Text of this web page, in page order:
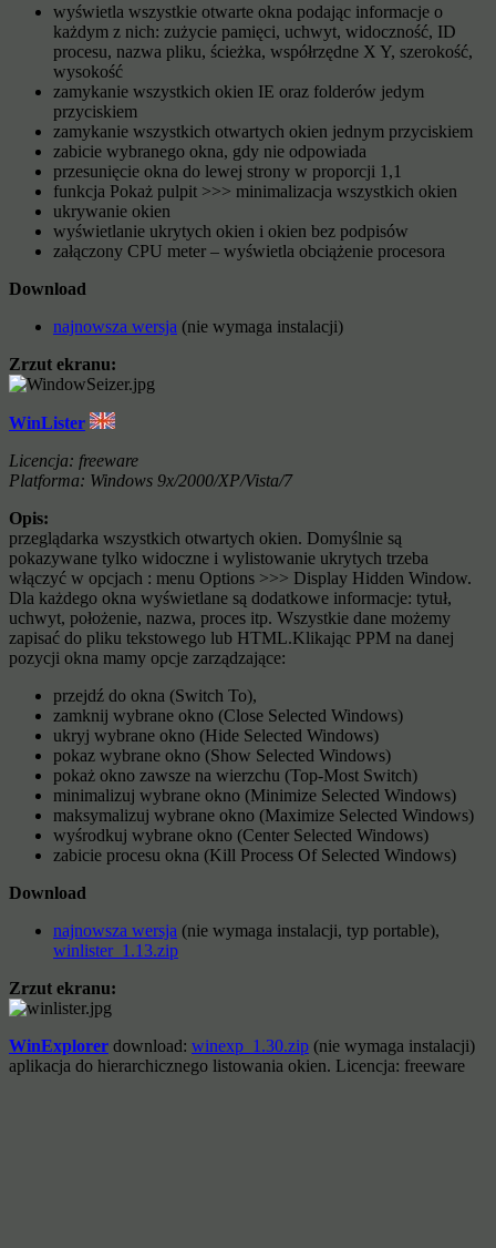
wyświetla wszystkie otwarte okna podając informacje o
każdym z nich: zużycie pamięci, uchwyt, widoczność, ID
procesu, nazwa pliku, ścieżka, współrzędne X Y, szerokość,
wysokość
zamykanie wszystkich okien IE oraz folderów jedym
przyciskiem
zamykanie wszystkich otwartych okien jednym przyciskiem
zabicie wybranego okna, gdy nie odpowiada
przesunięcie okna do lewej strony w proporcji 1,1
funkcja Pokaż pulpit >>> minimalizacja wszystkich okien
ukrywanie okien
wyświetlanie ukrytych okien i okien bez podpisów
załączony CPU meter – wyświetla obciążenie procesora
Download
najnowsza wersja (nie wymaga instalacji)
Zrzut ekranu:
WinLister
Licencja: freeware
Platforma: Windows 9x/2000/XP/Vista/7
Opis:
przeglądarka wszystkich otwartych okien. Domyślnie są
pokazywane tylko widoczne i wylistowanie ukrytych trzeba
włączyć w opcjach : menu Options >>> Display Hidden Window.
Dla każdego okna wyświetlane są dodatkowe informacje: tytuł,
uchwyt, położenie, nazwa, proces itp. Wszystkie dane możemy
zapisać do pliku tekstowego lub HTML.Klikając PPM na danej
pozycji okna mamy opcje zarządzające:
przejdź do okna (Switch To),
zamknij wybrane okno (Close Selected Windows)
ukryj wybrane okno (Hide Selected Windows)
pokaz wybrane okno (Show Selected Windows)
pokaż okno zawsze na wierzchu (Top-Most Switch)
minimalizuj wybrane okno (Minimize Selected Windows)
maksymalizuj wybrane okno (Maximize Selected Windows)
wyśrodkuj wybrane okno (Center Selected Windows)
zabicie procesu okna (Kill Process Of Selected Windows)
Download
najnowsza wersja (nie wymaga instalacji, typ portable),
winlister_1.13.zip
Zrzut ekranu:
WinExplorer download: winexp_1.30.zip (nie wymaga instalacji)
aplikacja do hierarchicznego listowania okien. Licencja: freeware